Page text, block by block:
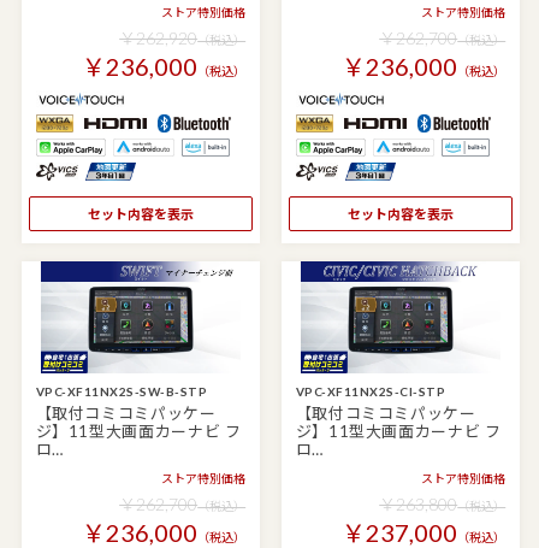
ストア特別価格
￥262,920（税込）
￥236,000 （税込）
セット内容を表示
ストア特別価格
￥262,700（税込）
￥236,000 （税込）
セット内容を表示
VPC-XF11NX2S-SW-B-STP
【取付コミコミパッケー
ジ】11型大画面カーナビ フ
ロ…
ストア特別価格
￥262,700（税込）
￥236,000 （税込）
VPC-XF11NX2S-CI-STP
【取付コミコミパッケー
ジ】11型大画面カーナビ フ
ロ…
ストア特別価格
￥263,800（税込）
￥237,000 （税込）